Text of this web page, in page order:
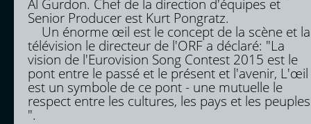
Al Gurdon. Chef de la direction d'équipes et
Senior Producer est Kurt Pongratz.
Un énorme œil est le concept de la scène et la
télévision le directeur de l'ORF a déclaré: "La
vision de l'Eurovision Song Contest 2015 est le
pont entre le passé et le présent et l'avenir, L'œil
est un symbole de ce pont - une mutuelle le
respect entre les cultures, les pays et les peuples
".